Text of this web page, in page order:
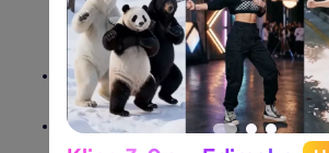
plein écran apparaissent
de fonction. Aucun paywall, les utilisateurs
60 à 100 NT$ pour supprimer
Positionnement du contenu : romans
cultivation immortelle, BL, littérature
Limitations d'utilisation réelle :
compatible avec Android, non